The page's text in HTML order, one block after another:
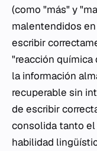
(como "más" y
malentendidos
escribir
"reacción química
la información
recuperable sin
de escribir
consolida tanto
habilidad